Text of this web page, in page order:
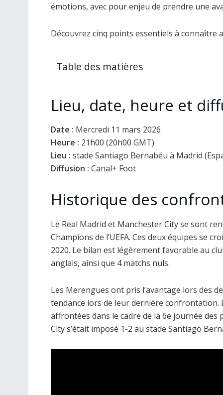
émotions, avec pour enjeu de prendre une
Découvrez cinq points essentiels à connaître
Table des matières
Lieu, date, heure et
Date : Mercredi 11 mars 2026
Heure : 21h00 (20h00 GMT)
Lieu : stade Santiago Bernabéu à Madrid
Diffusion : Canal+ Foot
Historique des
Le Real Madrid et Manchester City se sont
Champions de l’UEFA. Ces deux équipes se
2020. Le bilan est légèrement favorable au
anglais, ainsi que 4 matchs nuls.
Les Merengues ont pris l’avantage lors des
tendance lors de leur dernière confrontation.
affrontées dans le cadre de la 6e journée
City s’était imposé 1-2 au stade Santiago